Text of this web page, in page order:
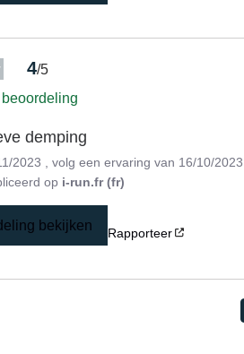
4/5
demping
2023 , volg een ervaring van 16/10/2023
op i-run.fr (fr)
bekijken Rapporteer